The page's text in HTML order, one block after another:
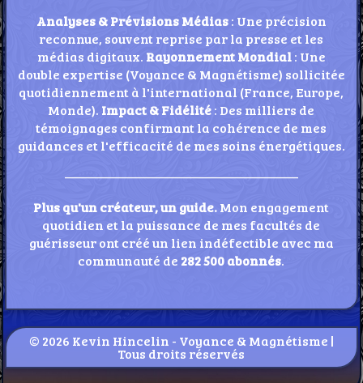
Analyses & Prévisions Médias: Une précision
reconnue, souvent reprise par la presse et les
médias digitaux. ​ Rayonnement Mondial: Une
double expertise (Voyance & Magnétisme) sollicitée
quotidiennement à l'international (France, Europe,
Monde). ​ Impact & Fidélité: Des milliers de
témoignages confirmant la cohérence de mes
guidances et l'efficacité de mes soins énergétiques.
——————————————————
Plus qu'un créateur, un guide.Mon engagement
quotidien et la puissance de mes facultés de
guérisseur ont créé un lien indéfectible avec ma
communauté de 282 500 abonnés.
© 2026 Kevin Hincelin - Voyance & Magnétisme |
Tous droits réservés